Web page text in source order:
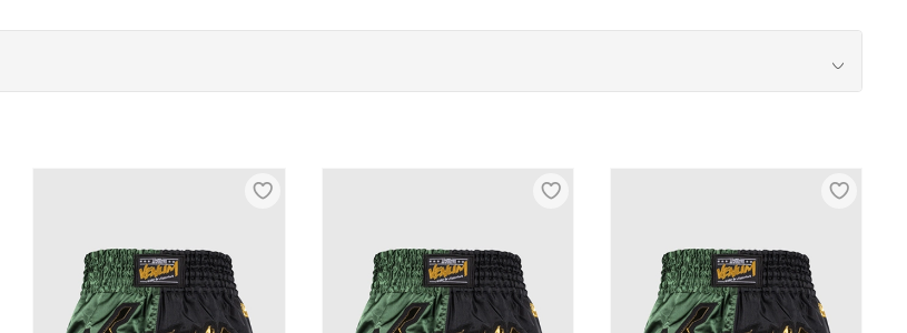
начинающего спортсмена. Специализированные модели отличаются удобной посадкой, не
качественным пошивом. Для них подбираются прочные ткани, которые быстро не